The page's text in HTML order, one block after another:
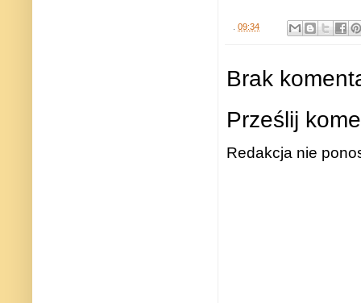
. 09:34
Brak
Prześlij
Redakcja nie